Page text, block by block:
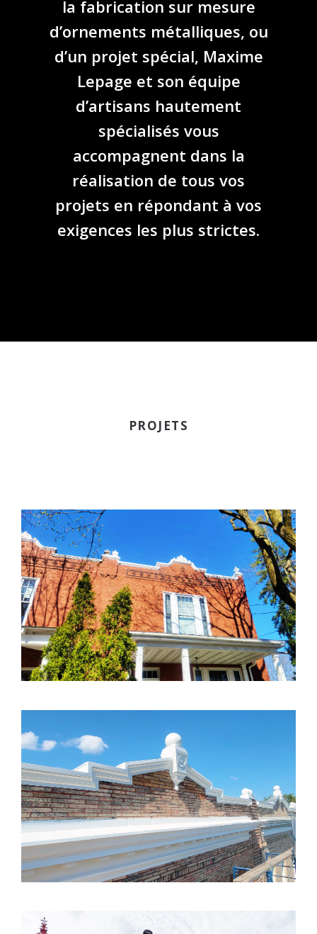
la fabrication sur mesure
d’ornements métalliques, ou
d’un projet spécial, Maxime
Lepage et son équipe
d’artisans hautement
spécialisés vous
accompagnent dans la
réalisation de tous vos
projets en répondant à vos
exigences les plus strictes.
PROJETS
765 ET 775 CARDINAL
111 ET 155 VILLENEUVE